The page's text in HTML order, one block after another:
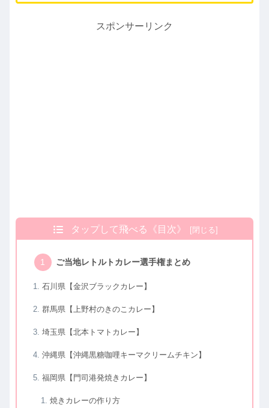
スポンサーリンク
タップして飛べる《目次》
ご当地レトルトカレー選手権まとめ
石川県【金沢ブラックカレー】
群馬県【上野村のきのこカレー】
埼玉県【北本トマトカレー】
沖縄県【沖縄黒糖咖哩キーマクリームチキン】
福岡県【門司港発焼きカレー】
焼きカレーの作り方